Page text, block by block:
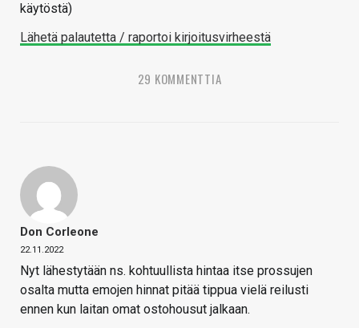
käytöstä)
Lähetä palautetta / raportoi kirjoitusvirheestä
29 KOMMENTTIA
Don Corleone
22.11.2022
Nyt lähestytään ns. kohtuullista hintaa itse prossujen
osalta mutta emojen hinnat pitää tippua vielä reilusti
ennen kun laitan omat ostohousut jalkaan.